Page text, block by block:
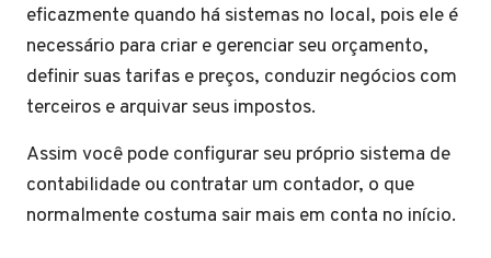
eficazmente quando há sistemas no local, pois ele é
necessário para criar e gerenciar seu orçamento,
definir suas tarifas e preços, conduzir negócios com
terceiros e arquivar seus impostos.
Assim você pode configurar seu próprio sistema de
contabilidade ou contratar um contador, o que
normalmente costuma sair mais em conta no início.